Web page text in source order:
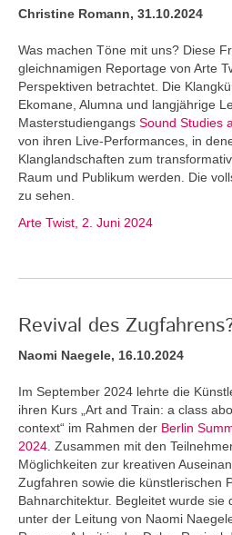
Christine Romann, 31.10.2024
Was machen Töne mit uns? Diese
gleichnamigen Reportage von Arte
Perspektiven betrachtet. Die
Ekomane, Alumna und langjährige
Masterstudiengangs Sound Studies
von ihren Live-Performances, in
Klanglandschaften zum
Raum und Publikum werden. Die
zu sehen.
Arte Twist, 2. Juni 2024
Revival des
Naomi Naegele, 16.10.2024
Im September 2024 lehrte die
ihren Kurs „Art and Train: a class
context“ im Rahmen der Berlin
2024 . Zusammen mit den
Möglichkeiten zur kreativen
Zugfahren sowie die künstlerischen
Bahnarchitektur. Begleitet wurde sie
unter der Leitung von Naomi